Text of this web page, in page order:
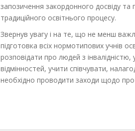
запозичення закордонного досвіду та
традиційного освітнього процесу.
Звернув увагу і на те, що не менш
підготовка всіх нормотипових учнів
розповідати про людей з
відмінностей, учити співчувати,
необхідно проводити заходи щодо